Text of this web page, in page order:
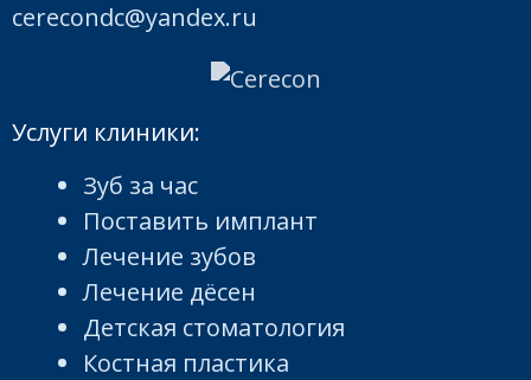
cerecondc@yandex.ru
Услуги клиники:
Зуб за час
Поставить имплант
Лечение зубов
Лечение дёсен
Детская стоматология
Костная пластика